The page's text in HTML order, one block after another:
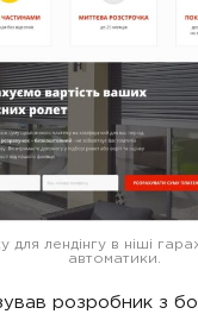
для лендінгу в ніші
автоматики.
розробник з